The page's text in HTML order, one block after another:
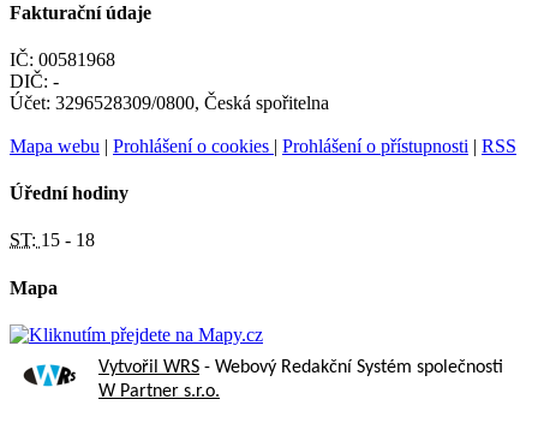
Fakturační údaje
IČ: 00581968
DIČ: -
Účet: 3296528309/0800, Česká spořitelna
Mapa webu | Prohlášení o cookies | Prohlášení o přístupnosti | RSS
Úřední hodiny
ST: 15 - 18
Mapa
Vytvořil WRS - Webový Redakční Systém společnosti
W Partner s.r.o.